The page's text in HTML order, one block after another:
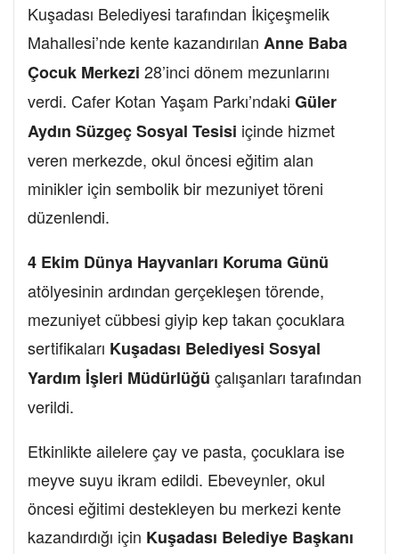
Kuşadası Belediyesi tarafından İkiçeşmelik
Mahallesi’nde kente kazandırılan Anne Baba
Çocuk Merkezi 28’inci dönem mezunlarını
verdi. Cafer Kotan Yaşam Parkı’ndaki Güler
Aydın Süzgeç Sosyal Tesisi içinde hizmet
veren merkezde, okul öncesi eğitim alan
minikler için sembolik bir mezuniyet töreni
düzenlendi.
4 Ekim Dünya Hayvanları Koruma Günü
atölyesinin ardından gerçekleşen törende,
mezuniyet cübbesi giyip kep takan çocuklara
sertifikaları Kuşadası Belediyesi Sosyal
Yardım İşleri Müdürlüğü çalışanları tarafından
verildi.
Etkinlikte ailelere çay ve pasta, çocuklara ise
meyve suyu ikram edildi. Ebeveynler, okul
öncesi eğitimi destekleyen bu merkezi kente
kazandırdığı için Kuşadası Belediye Başkanı